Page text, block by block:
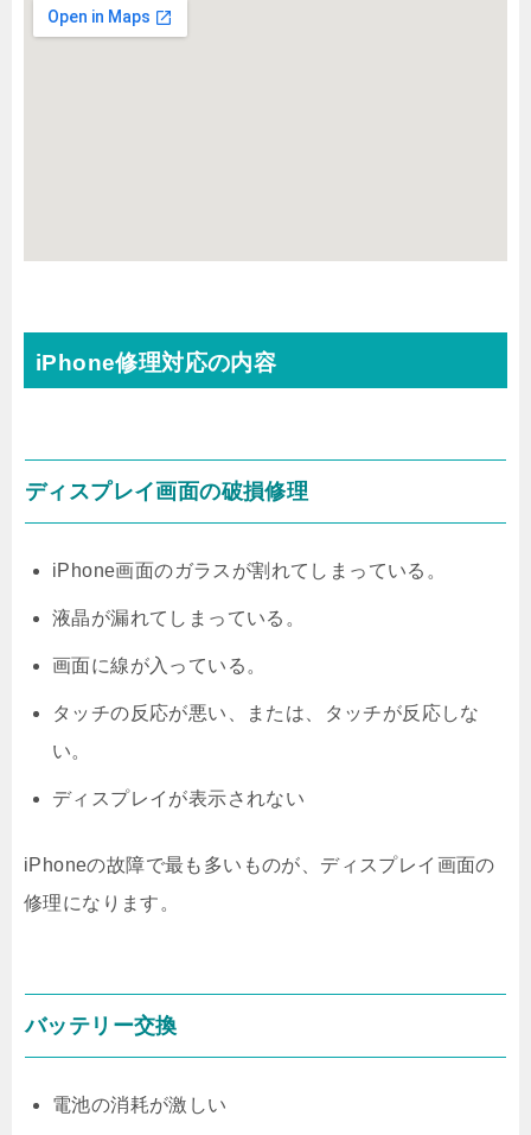
iPhone修理対応の内容
ディスプレイ画面の破損修理
iPhone画面のガラスが割れてしまっている。
液晶が漏れてしまっている。
画面に線が入っている。
タッチの反応が悪い、または、タッチが反応しな
い。
ディスプレイが表示されない
iPhoneの故障で最も多いものが、ディスプレイ画面の
修理になります。
バッテリー交換
電池の消耗が激しい